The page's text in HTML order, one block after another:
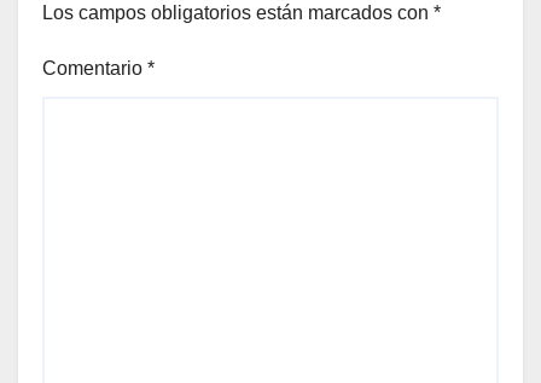
Los campos obligatorios están marcados con *
Comentario *